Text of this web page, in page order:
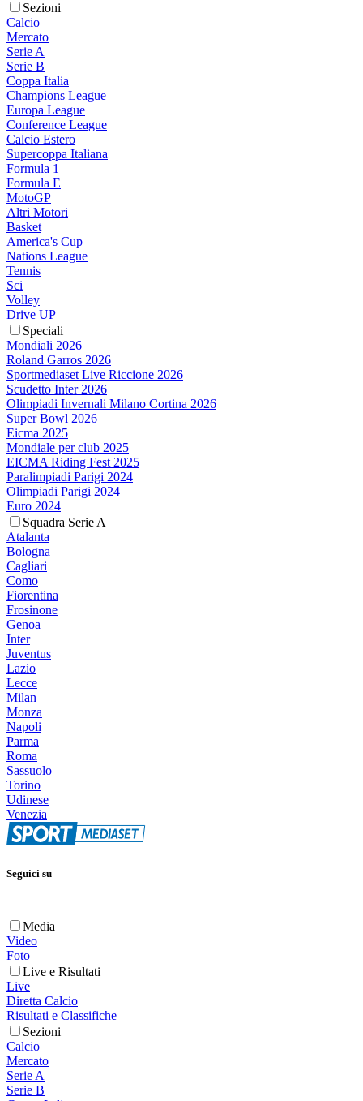
Sezioni
Calcio
Mercato
Serie A
Serie B
Coppa Italia
Champions League
Europa League
Conference League
Calcio Estero
Supercoppa Italiana
Formula 1
Formula E
MotoGP
Altri Motori
Basket
America's Cup
Nations League
Tennis
Sci
Volley
Drive UP
Speciali
Mondiali 2026
Roland Garros 2026
Sportmediaset Live Riccione 2026
Scudetto Inter 2026
Olimpiadi Invernali Milano Cortina 2026
Super Bowl 2026
Eicma 2025
Mondiale per club 2025
EICMA Riding Fest 2025
Paralimpiadi Parigi 2024
Olimpiadi Parigi 2024
Euro 2024
Squadra Serie A
Atalanta
Bologna
Cagliari
Como
Fiorentina
Frosinone
Genoa
Inter
Juventus
Lazio
Lecce
Milan
Monza
Napoli
Parma
Roma
Sassuolo
Torino
Udinese
Venezia
Seguici su
Media
Video
Foto
Live e Risultati
Live
Diretta Calcio
Risultati e Classifiche
Sezioni
Calcio
Mercato
Serie A
Serie B